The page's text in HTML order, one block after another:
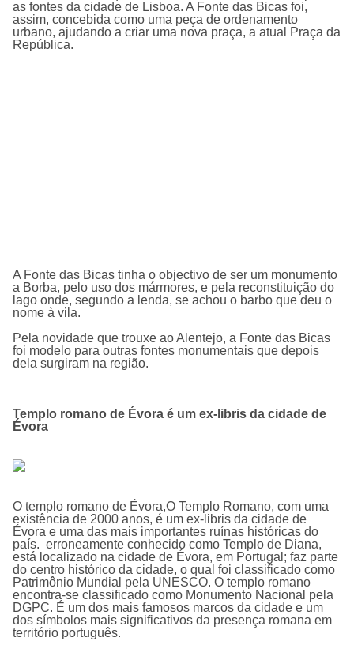
as fontes da cidade de Lisboa. A Fonte das Bicas foi,
assim, concebida como uma peça de ordenamento
urbano, ajudando a criar uma nova praça, a atual Praça da
República.
A Fonte das Bicas tinha o objectivo de ser um monumento
a Borba, pelo uso dos mármores, e pela reconstituição do
lago onde, segundo a lenda, se achou o barbo que deu o
nome à vila.
Pela novidade que trouxe ao Alentejo, a Fonte das Bicas
foi modelo para outras fontes monumentais que depois
dela surgiram na região.
Templo romano de Évora é um ex-libris da cidade de
Évora
O templo romano de Évora,O Templo Romano, com uma
existência de 2000 anos, é um ex-libris da cidade de
Évora e uma das mais importantes ruínas históricas do
país. erroneamente conhecido como Templo de Diana,
está localizado na cidade de Évora, em Portugal; faz parte
do centro histórico da cidade, o qual foi classificado como
Patrimônio Mundial pela UNESCO. O templo romano
encontra-se classificado como Monumento Nacional pela
DGPC. É um dos mais famosos marcos da cidade e um
dos sí­mbolos mais significativos da presença romana em
território português.